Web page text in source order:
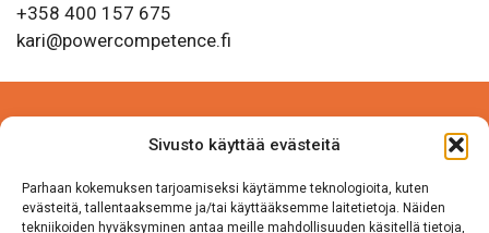
Sivusto käyttää evästeitä
Parhaan kokemuksen tarjoamiseksi käytämme teknologioita, kuten
evästeitä, tallentaaksemme ja/tai käyttääksemme laitetietoja. Näiden
tekniikoiden hyväksyminen antaa meille mahdollisuuden käsitellä tietoja,
+358 400 157 675
kari@powercompetence.fi
Tehtaantie 5 A 4
14500 IITTALA